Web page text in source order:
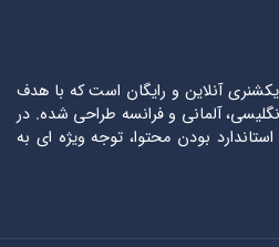
آنلاین و رایگان است که با هدف
آلمانی و فرانسه طراحی شده. در
بودن محتوا، توجه ویژه ای به